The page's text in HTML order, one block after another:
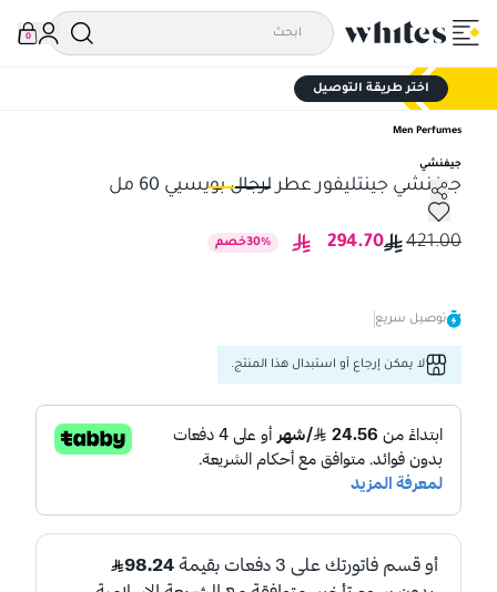
0
اختر طريقة التوصيل
Men Perfumes
جيفنشي
جيفنشي جينتليفور عطر لرجال بويسيي 60 مل
جيفنشي جينتليفور عطر لرجال بويسيي 60 مل
421.00
294.70
30% خصم
توصيل سريع
لا يمكن إرجاع أو استبدال هذا المنتج.